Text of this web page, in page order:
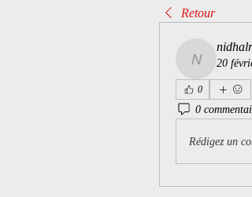
Retour
20
0
0
Rédigez un